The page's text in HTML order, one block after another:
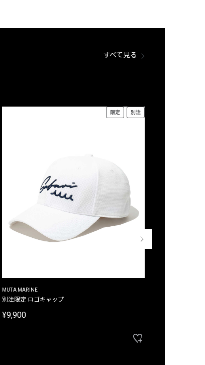
すべて見る
限定 別注
MUTA MARINE
別注限定 ロゴキャップ
¥9,900